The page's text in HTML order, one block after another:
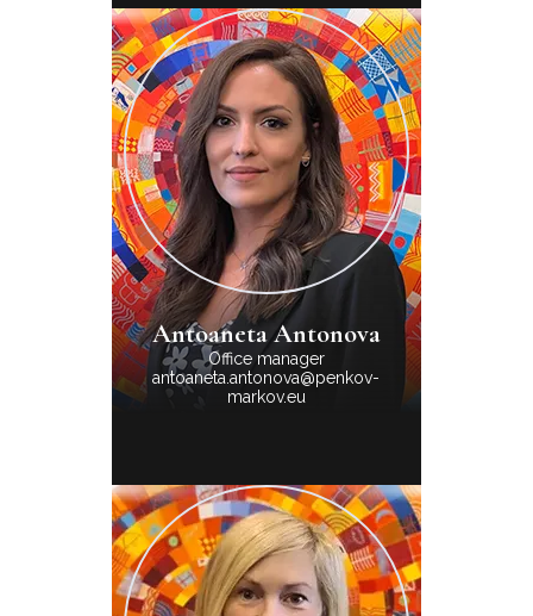
Antoaneta Antonova
Office manager
antoaneta.antonova@penkov-
markov.eu